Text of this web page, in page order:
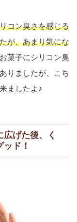
コン臭さを感じる
が、あまり気にな
菓子にシリコン臭
りましたが、こち
ましたよ♪
げた後、く
ド！